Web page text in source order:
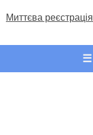
Миттєва реєстрація
☰